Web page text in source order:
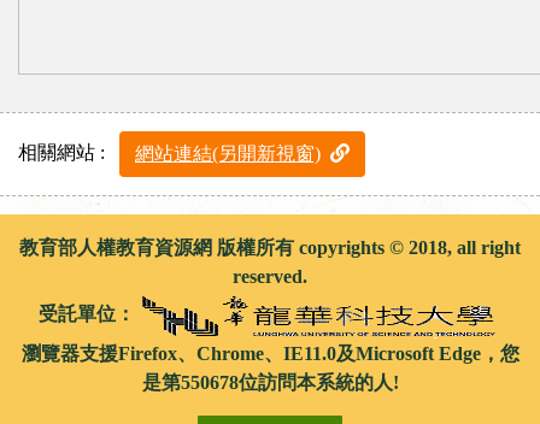
相關網站 : 網站連結(另開新視窗)
教育部人權教育資源網 版權所有 copyrights © 2018, all right
reserved.
受託單位：
瀏覽器支援Firefox、Chrome、IE11.0及Microsoft Edge，您
是第550678位訪問本系統的人!